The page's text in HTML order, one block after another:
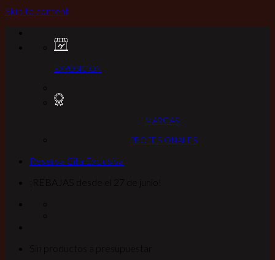
Skip to content
EXPOSICION
MARCAS
PROFESIONALES
Reserva Cita Exclusiva